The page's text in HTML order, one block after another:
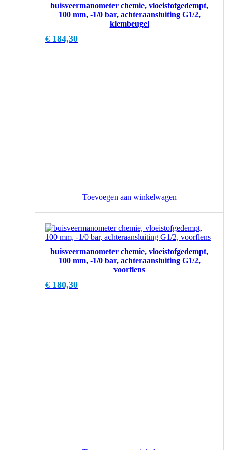
buisveermanometer chemie, vloeistofgedempt,
100 mm, -1/0 bar, achteraansluiting G1/2,
klembeugel
€ 184,30
Toevoegen aan winkelwagen
buisveermanometer chemie, vloeistofgedempt,
100 mm, -1/0 bar, achteraansluiting G1/2,
voorflens
€ 180,30